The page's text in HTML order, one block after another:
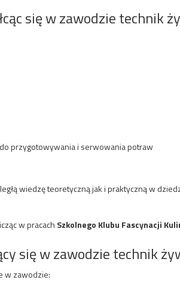
się w zawodzie technik
przygotowywania i serwowania potraw
wiedzę teoretyczną jak i praktyczną w
w pracach Szkolnego Klubu Fascynacji
się w zawodzie technik
w zawodzie: